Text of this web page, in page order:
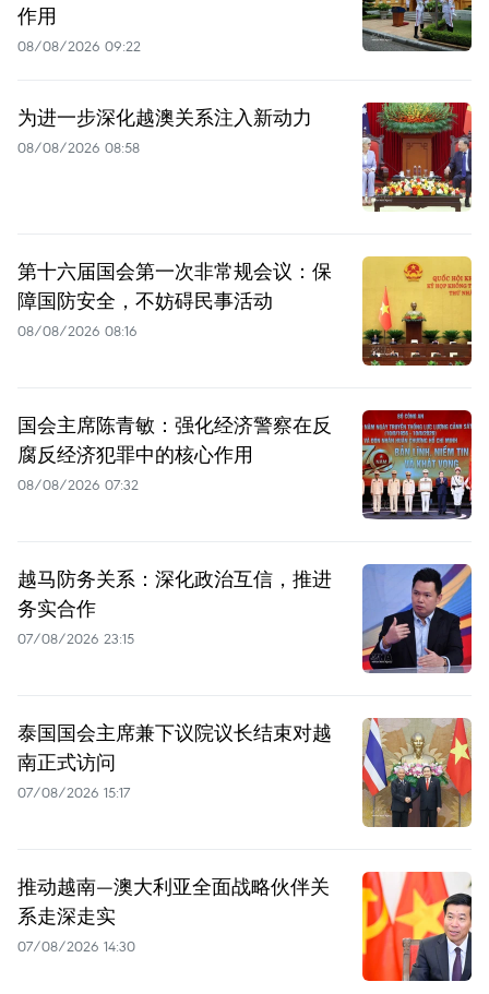
作用
08/08/2026 09:22
为进一步深化越澳关系注入新动力
08/08/2026 08:58
第十六届国会第一次非常规会议：保
障国防安全，不妨碍民事活动
08/08/2026 08:16
国会主席陈青敏：强化经济警察在反
腐反经济犯罪中的核心作用
08/08/2026 07:32
越马防务关系：深化政治互信，推进
务实合作
07/08/2026 23:15
泰国国会主席兼下议院议长结束对越
南正式访问
07/08/2026 15:17
推动越南—澳大利亚全面战略伙伴关
系走深走实
07/08/2026 14:30